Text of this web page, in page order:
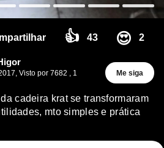
👍 43 😍 2
Visto por 7682
1
Me siga
cadeira krat se transformaram
mto simples e prática